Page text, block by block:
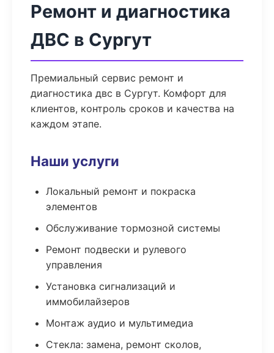
Ремонт и диагностика
ДВС в Сургут
Премиальный сервис ремонт и
диагностика двс в Сургут. Комфорт для
клиентов, контроль сроков и качества на
каждом этапе.
Наши услуги
Локальный ремонт и покраска
элементов
Обслуживание тормозной системы
Ремонт подвески и рулевого
управления
Установка сигнализаций и
иммобилайзеров
Монтаж аудио и мультимедиа
Стекла: замена, ремонт сколов,